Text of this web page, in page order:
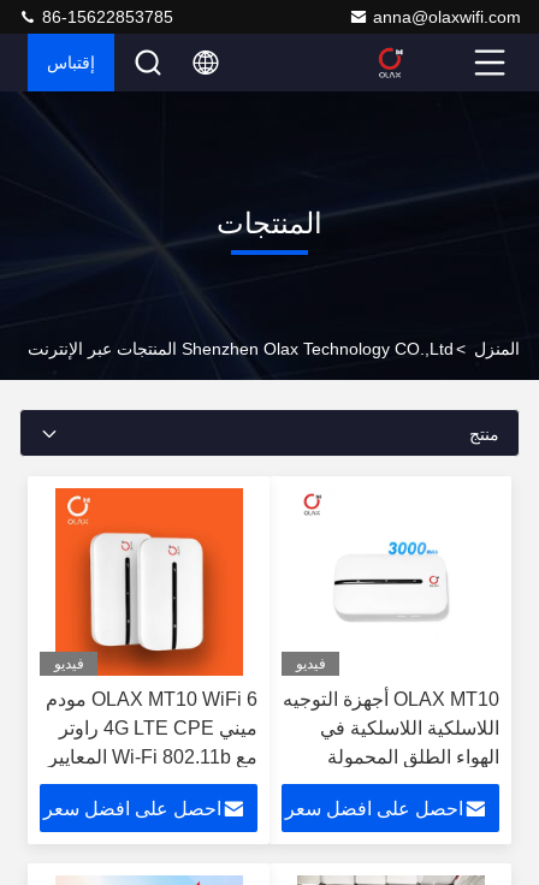
anna@olaxwifi.com
86-15622853785
إقتباس
المنتجات
المنزل >Shenzhen Olax Technology CO.,Ltd المنتجات عبر الإنترنت
منتج
فيديو
OLAX MT10 أجهزة التوجيه
اللاسلكية اللاسلكية في
الهواء الطلق المحمولة
المحمولة
احصل على افضل سعر
فيديو
OLAX MT10 WiFi 6 مودم
ميني 4G LTE CPE راوتر
مع Wi-Fi 802.11b المعايير
احصل على افضل سعر